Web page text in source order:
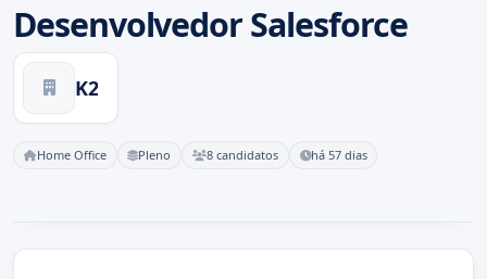
Desenvolvedor Salesforce
K2
Home Office Pleno 8 candidatos há 57 dias